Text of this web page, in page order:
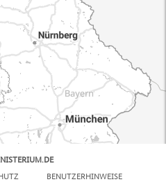
BENUTZERHINWEISE